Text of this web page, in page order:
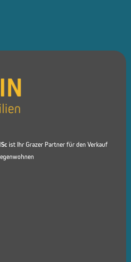
ist Ihr Grazer Partner für den Verkauf